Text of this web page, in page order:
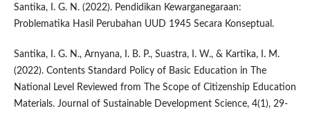
Santika, I. G. N. (2022). Pendidikan Kewarganegaraan:
Problematika Hasil Perubahan UUD 1945 Secara Konseptual.
Santika, I. G. N., Arnyana, I. B. P., Suastra, I. W., & Kartika, I. M.
(2022). Contents Standard Policy of Basic Education in The
National Level Reviewed from The Scope of Citizenship Education
Materials. Journal of Sustainable Development Science, 4(1), 29-